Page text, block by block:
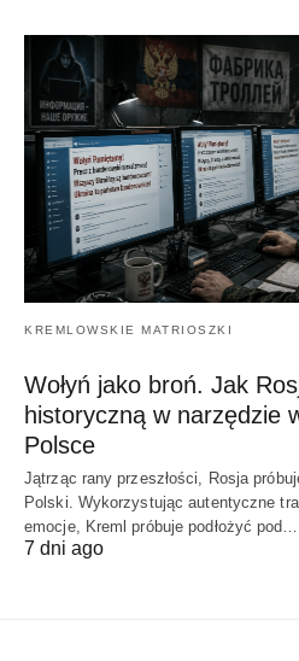
KREMLOWSKIE MATRIOSZKI
Wołyń jako broń. Jak
historyczną w narzędzie
Polsce
Jątrząc rany przeszłości, Rosja
Polski. Wykorzystując autentyczne
emocje, Kreml próbuje podłożyć pod…
7 dni ago